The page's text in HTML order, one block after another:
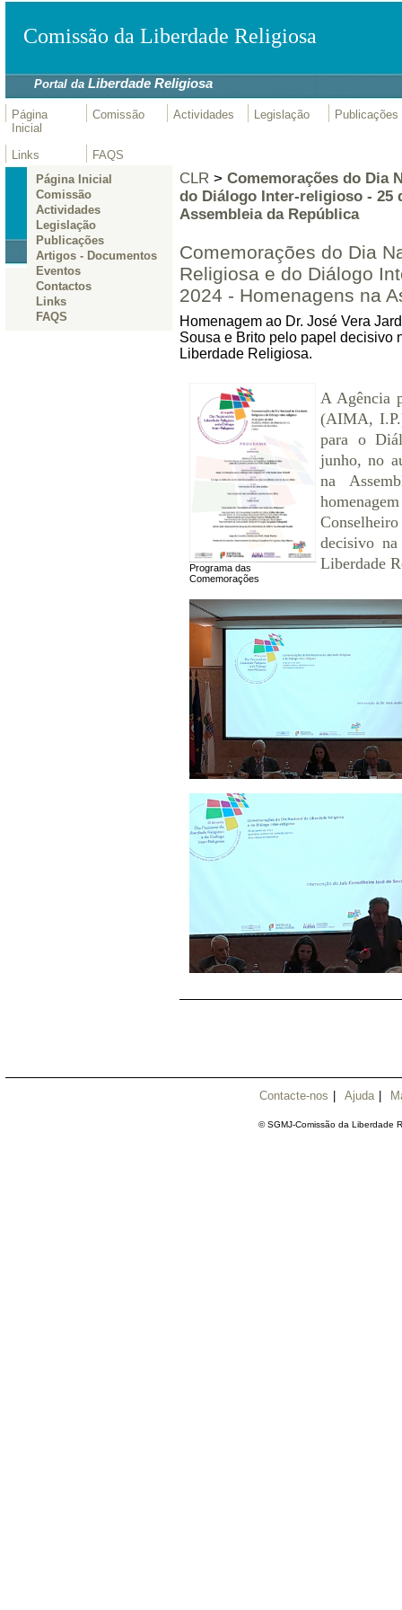
Comissão da Liberdade Religiosa
Portal daLiberdade Religiosa
Página
Inicial
Comissão Actividades Legislação Publicações
Links
FAQS
Página Inicial
Comissão
Actividades
Legislação
Publicações
Artigos - Documentos
Eventos
Contactos
Links
FAQS
CLR> Comemorações do Dia
do Diálogo Inter-religioso - 25
Assembleia da República
Comemorações do Dia
Religiosa e do Diálogo
2024 - Homenagens na
Homenagem ao Dr. José Vera
Sousa e Brito pelo papel decisivo
Liberdade Religiosa.
Programa das
Comemorações
A Agência
(AIMA,
para o
junho, no
na
decisivo
Liberdade
Contacte-nos | Ajuda |
© SGMJ-Comissão da Liberdade